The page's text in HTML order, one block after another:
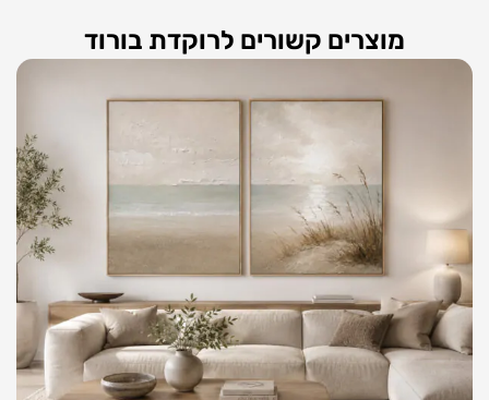
מוצרים קשורים לרוקדת בורוד